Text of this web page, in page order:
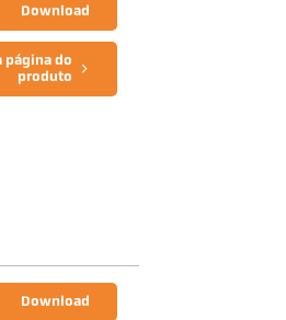
Download
página do
produto
Download